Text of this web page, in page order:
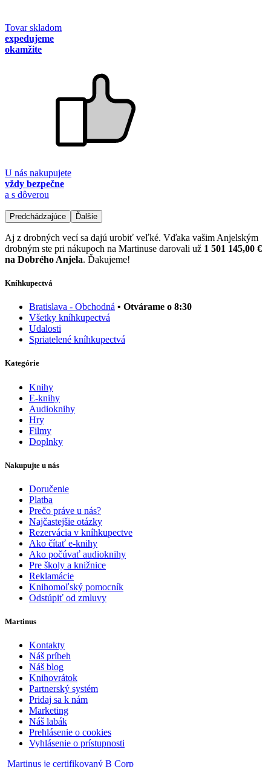
Tovar skladom
expedujeme
okamžite
U nás nakupujete
vždy bezpečne
a s dôverou
Predchádzajúce Ďalšie
Aj z drobných vecí sa dajú urobiť veľké. Vďaka vašim Anjelským
drobným ste pri nákupoch na Martinuse darovali už 1 501 145,00 €
na Dobrého Anjela. Ďakujeme!
Kníhkupectvá
Bratislava - Obchodná • Otvárame o 8:30
Všetky kníhkupectvá
Udalosti
Spriatelené kníhkupectvá
Kategórie
Knihy
E-knihy
Audioknihy
Hry
Filmy
Doplnky
Nakupujte u nás
Doručenie
Platba
Prečo práve u nás?
Najčastejšie otázky
Rezervácia v kníhkupectve
Ako čítať e-knihy
Ako počúvať audioknihy
Pre školy a knižnice
Reklamácie
Knihomoľský pomocník
Odstúpiť od zmluvy
Martinus
Kontakty
Náš príbeh
Náš blog
Knihovrátok
Partnerský systém
Pridaj sa k nám
Marketing
Náš labák
Prehlásenie o cookies
Vyhlásenie o prístupnosti
Martinus je certifikovaný B Corp